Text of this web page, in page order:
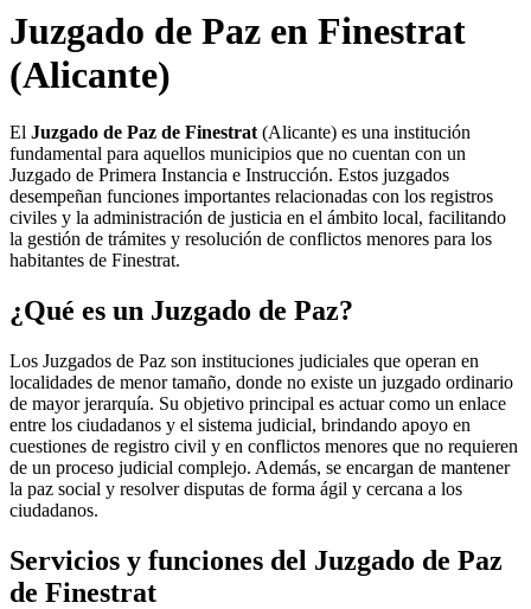
Juzgado de Paz en Finestrat
(Alicante)
El Juzgado de Paz de Finestrat (Alicante) es una institución
fundamental para aquellos municipios que no cuentan con un
Juzgado de Primera Instancia e Instrucción. Estos juzgados
desempeñan funciones importantes relacionadas con los registros
civiles y la administración de justicia en el ámbito local, facilitando
la gestión de trámites y resolución de conflictos menores para los
habitantes de Finestrat.
¿Qué es un Juzgado de Paz?
Los Juzgados de Paz son instituciones judiciales que operan en
localidades de menor tamaño, donde no existe un juzgado ordinario
de mayor jerarquía. Su objetivo principal es actuar como un enlace
entre los ciudadanos y el sistema judicial, brindando apoyo en
cuestiones de registro civil y en conflictos menores que no requieren
de un proceso judicial complejo. Además, se encargan de mantener
la paz social y resolver disputas de forma ágil y cercana a los
ciudadanos.
Servicios y funciones del Juzgado de Paz
de Finestrat